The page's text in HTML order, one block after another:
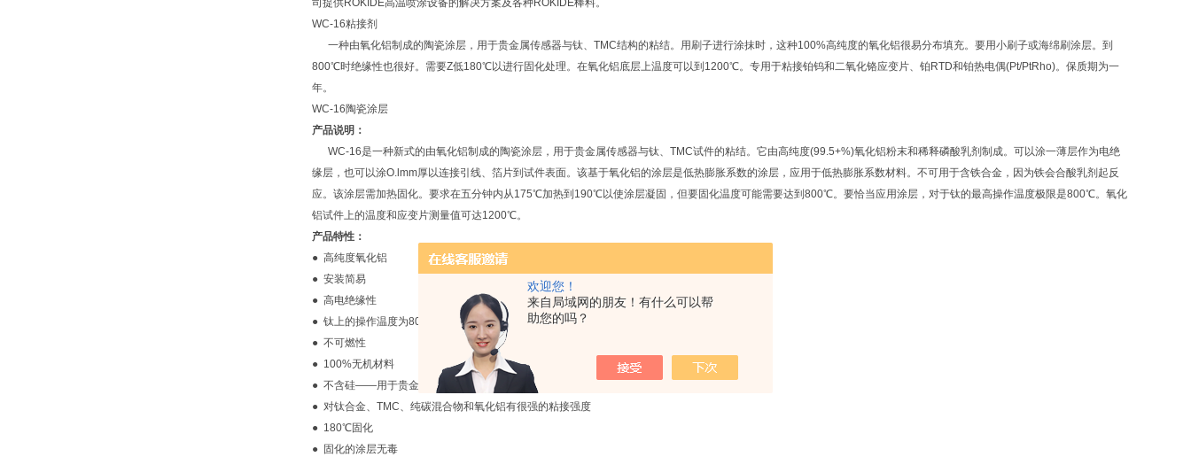
欢迎您！
来自局域网的朋友！有什么可以帮
助您的吗？
司提供ROKIDE高温喷涂设备的解决方案及各种ROKIDE棒料。
WC-16粘接剂
一种由氧化铝制成的陶瓷涂层，用于贵金属传感器与钛、TMC结构的粘结。用刷子进行涂抹时，这种100%高纯度的氧化铝很易分布填充。要用小刷子或海绵刷涂层。到
800℃时绝缘性也很好。需要Z低180℃以进行固化处理。在氧化铝底层上温度可以到1200℃。专用于粘接铂钨和二氧化铬应变片、铂RTD和铂热电偶(Pt/PtRho)。保质期为一
年。
WC-16陶瓷涂层
产品说明：
WC-16是一种新式的由氧化铝制成的陶瓷涂层，用于贵金属传感器与钛、TMC试件的粘结。它由高纯度(99.5+%)氧化铝粉末和稀释磷酸乳剂制成。可以涂一薄层作为电绝
缘层，也可以涂O.lmm厚以连接引线、箔片到试件表面。该基于氧化铝的涂层是低热膨胀系数的涂层，应用于低热膨胀系数材料。不可用于含铁合金，因为铁会合酸乳剂起反
应。该涂层需加热固化。要求在五分钟内从175℃加热到190℃以使涂层凝固，但要固化温度可能需要达到800℃。要恰当应用涂层，对于钛的最高操作温度极限是800℃。氧化
铝试件上的温度和应变片测量值可达1200℃。
产品特性：
● 高纯度氧化铝
● 安装简易
● 高电绝缘性
● 钛上的操作温度为800℃
● 不可燃性
● 100%无机材料
● 不含硅——用于贵金属涂层或粘接
● 对钛合金、TMC、纯碳混合物和氧化铝有很强的粘接强度
● 180℃固化
● 固化的涂层无毒